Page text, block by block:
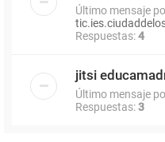
Último mensaje
Respuestas:4
jitsi
Último mensaje
Respuestas:3